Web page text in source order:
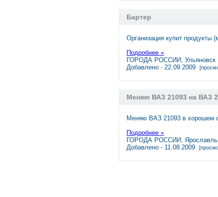
Бартер
Организация купит
Подробнее »
ГОРОДА РОССИИ, Ульяновск
Добавлено - 22.09.2009
Меняю ВАЗ 21093 на ВАЗ
Меняю ВАЗ 21093 в хорошем
Подробнее »
ГОРОДА РОССИИ, Ярославль
Добавлено - 11.08.2009